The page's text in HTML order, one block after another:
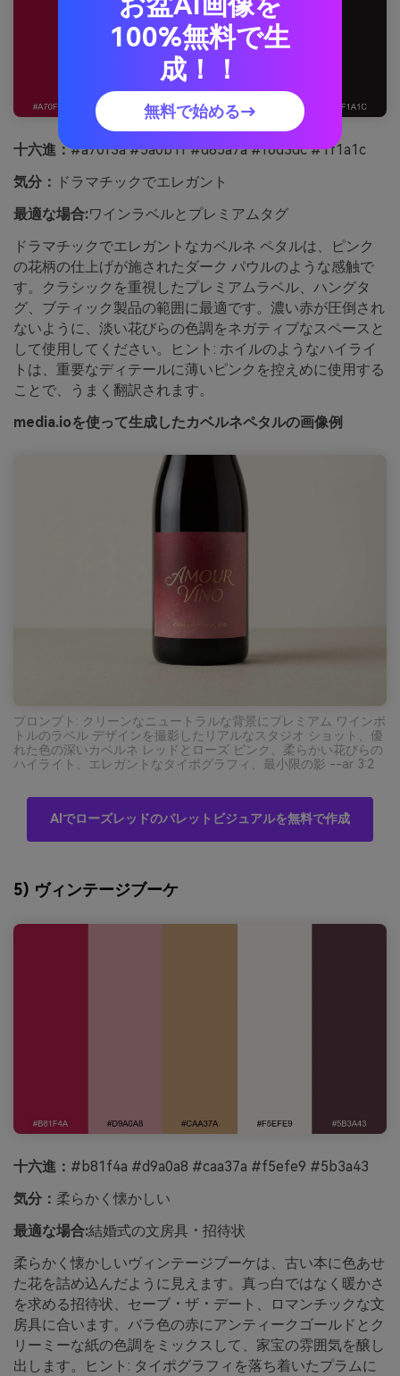
十六進：#a70f3a #5a0b1f #d85a7a #f6d3dc #1f1a1c
気分：
ドラマチックでエレガント
最適な場合:ワインラベルとプレミアムタグ
ドラマチックでエレガントなカベルネ ペタルは、ピンク
の花柄の仕上げが施されたダーク パウルのような感触で
す。クラシックを重視したプレミアムラベル、ハングタ
グ、ブティック製品の範囲に最適です。濃い赤が圧倒され
ないように、淡い花びらの色調をネガティブなスペースと
して使用してください。ヒント: ホイルのようなハイライ
トは、重要なディテールに薄いピンクを控えめに使用する
ことで、うまく翻訳されます。
media.ioを使って生成したカベルネペタルの画像例
プロンプト: クリーンなニュートラルな背景にプレミアム ワインボ
トルのラベル デザインを撮影したリアルなスタジオ ショット、優
れた色の深いカベルネ レッドとローズ ピンク、柔らかい花びらの
ハイライト、エレガントなタイポグラフィ、最小限の影 --ar 3:2
AIでローズレッドのパレットビジュアルを無料で作成
5) ヴィンテージブーケ
十六進： #b81f4a #d9a0a8 #caa37a #f5efe9 #5b3a43
気分： 柔らかく懐かしい
最適な場合:結婚式の文房具・招待状
柔らかく懐かしいヴィンテージブーケは、古い本に色あせ
た花を詰め込んだように見えます。真っ白ではなく暖かさ
を求める招待状、セーブ・ザ・デート、ロマンチックな文
房具に合います。バラ色の赤にアンティークゴールドとク
リーミーな紙の色調をミックスして、家宝の雰囲気を醸し
出します。ヒント: タイポグラフィを落ち着いたプラムに
100%無料で生
成！！
無料で始める→